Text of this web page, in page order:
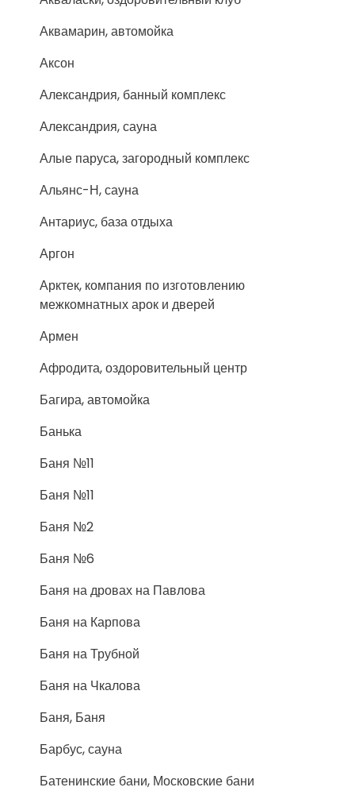
Аквамарин, автомойка
Аксон
Александрия, банный комплекс
Александрия, сауна
Алые паруса, загородный комплекс
Альянс-Н, сауна
Антариус, база отдыха
Аргон
Арктек, компания по изготовлению
межкомнатных арок и дверей
Армен
Афродита, оздоровительный центр
Багира, автомойка
Банька
Баня №11
Баня №11
Баня №2
Баня №6
Баня на дровах на Павлова
Баня на Карпова
Баня на Трубной
Баня на Чкалова
Баня, Баня
Барбус, сауна
Батенинские бани, Московские бани